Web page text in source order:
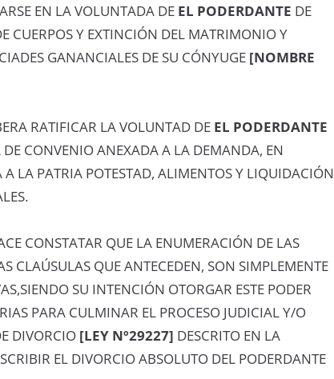
EN LA VOLUNTADA DE EL PODERDANTE DE
CUERPOS Y EXTINCIÓN DEL MATRIMONIO Y
GANANCIALES DE SU CÓNYUGE [NOMBRE
RATIFICAR LA VOLUNTAD DE EL PODERDANTE
CONVENIO ANEXADA A LA DEMANDA, EN
A LA PATRIA POTESTAD, ALIMENTOS Y LIQUIDACIÓN
CONSTATAR QUE LA ENUMERACIÓN DE LAS
CLAÚSULAS QUE ANTECEDEN, SON SIMPLEMENTE
SU INTENCIÓN OTORGAR ESTE PODER
PARA CULMINAR EL PROCESO JUDICIAL Y/O
DIVORCIO [LEY Nº29227] DESCRITO EN LA
EL DIVORCIO ABSOLUTO DEL PODERDANTE